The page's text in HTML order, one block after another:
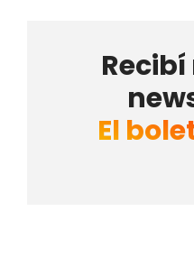
El